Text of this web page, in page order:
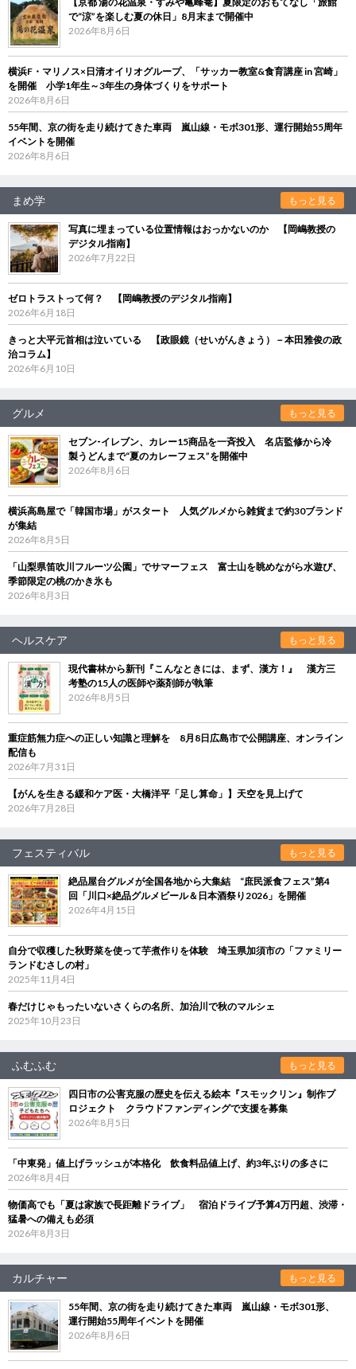
で“涼”を楽しむ夏の休日」8月末まで開催中
2026年8月6日
横浜F・マリノス×日清オイリオグループ、「サッカー教室&食育講座 in 宮崎」
を開催 小学1年生～3年生の身体づくりをサポート
2026年8月6日
55年間、京の街を走り続けてきた車両 嵐山線・モボ301形、運行開始55周年
イベントを開催
2026年8月6日
まめ学 もっと見る
写真に埋まっている位置情報はおっかないのか 【岡嶋教授の
デジタル指南】
2026年7月22日
ゼロトラストって何？ 【岡嶋教授のデジタル指南】
2026年6月18日
きっと大平元首相は泣いている 【政眼鏡（せいがんきょう）－本田雅俊の政
治コラム】
2026年6月10日
グルメ もっと見る
セブン‐イレブン、カレー15商品を一斉投入 名店監修から冷
製うどんまで“夏のカレーフェス”を開催中
2026年8月6日
横浜高島屋で「韓国市場」がスタート 人気グルメから雑貨まで約30ブランド
が集結
2026年8月5日
「山梨県笛吹川フルーツ公園」でサマーフェス 富士山を眺めながら水遊び、
季節限定の桃のかき氷も
2026年8月3日
ヘルスケア もっと見る
現代書林から新刊『こんなときには、まず、漢方！』 漢方三
考塾の15人の医師や薬剤師が執筆
2026年8月5日
重症筋無力症への正しい知識と理解を 8月8日広島市で公開講座、オンライン
配信も
2026年7月31日
【がんを生きる緩和ケア医・大橋洋平「足し算命」】天空を見上げて
2026年7月28日
フェスティバル もっと見る
絶品屋台グルメが全国各地から大集結 “庶民派食フェス”第4
回「川口×絶品グルメビール＆日本酒祭り2026」を開催
2026年4月15日
自分で収穫した秋野菜を使って芋煮作りを体験 埼玉県加須市の「ファミリー
ランドむさしの村」
2025年11月4日
春だけじゃもったいないさくらの名所、加治川で秋のマルシェ
2025年10月23日
ふむふむ もっと見る
四日市の公害克服の歴史を伝える絵本『スモックリン』制作プ
ロジェクト クラウドファンディングで支援を募集
2026年8月5日
「中東発」値上げラッシュが本格化 飲食料品値上げ、約3年ぶりの多さに
2026年8月4日
物価高でも「夏は家族で長距離ドライブ」 宿泊ドライブ予算4万円超、渋滞・
猛暑への備えも必須
2026年8月3日
カルチャー もっと見る
55年間、京の街を走り続けてきた車両 嵐山線・モボ301形、
運行開始55周年イベントを開催
2026年8月6日